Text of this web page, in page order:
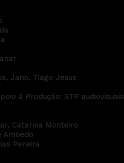
Jano, Tiago Jesus
á Produção: STP audiovisuais
Catarina Monteiro
Amoedo
Pereira